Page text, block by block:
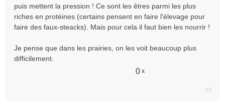
puis mettent la pression ! Ce sont les êtres parmi les plus
riches en protéines (certains pensent en faire l'élevage pour
faire des faux-steacks). Mais pour cela il faut bien les nourrir !
Je pense que dans les prairies, on les voit beaucoup plus
difficilement.
0 x